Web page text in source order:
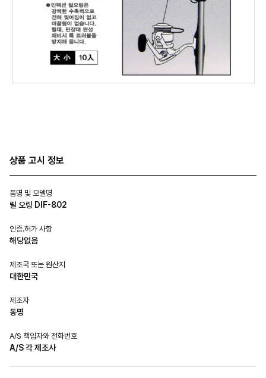
상품 고시 정보
품명 및 모델명
릴 오링 DIF-802
인증.허가 사항
해당없음
제조국 또는 원산지
대한민국
제조자
동명
A/S 책임자와 전화번호
A/S 각 제조사